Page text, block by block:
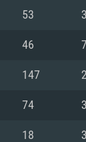
지원하는
클라이언트)
, 최신 그
래픽 드라
만; 최소사
53
46
147
74
18